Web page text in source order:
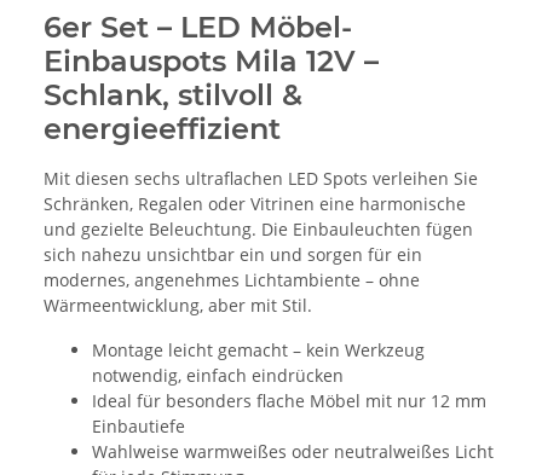
6er Set – LED Möbel-
Einbauspots Mila 12V –
Schlank, stilvoll &
energieeffizient
Mit diesen sechs ultraflachen LED Spots verleihen Sie
Schränken, Regalen oder Vitrinen eine harmonische
und gezielte Beleuchtung. Die Einbauleuchten fügen
sich nahezu unsichtbar ein und sorgen für ein
modernes, angenehmes Lichtambiente – ohne
Wärmeentwicklung, aber mit Stil.
Montage leicht gemacht – kein Werkzeug
notwendig, einfach eindrücken
Ideal für besonders flache Möbel mit nur 12 mm
Einbautiefe
Wahlweise warmweißes oder neutralweißes Licht